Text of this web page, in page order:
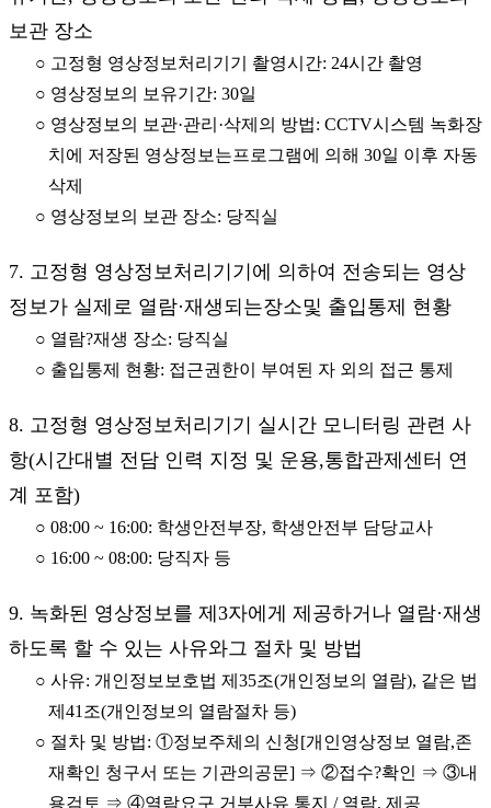
보관 장소
○ 고정형 영상정보처리기기 촬영시간: 24시간 촬영
○ 영상정보의 보유기간: 30일
○ 영상정보의 보관·관리·삭제의 방법: CCTV시스템 녹화장
치에 저장된 영상정보는프로그램에 의해 30일 이후 자동
삭제
○ 영상정보의 보관 장소: 당직실
7. 고정형 영상정보처리기기에 의하여 전송되는 영상
정보가 실제로 열람·재생되는장소및 출입통제 현황
○ 열람?재생 장소: 당직실
○ 출입통제 현황: 접근권한이 부여된 자 외의 접근 통제
8. 고정형 영상정보처리기기 실시간 모니터링 관련 사
항(시간대별 전담 인력 지정 및 운용,통합관제센터 연
계 포함)
○ 08:00 ~ 16:00: 학생안전부장, 학생안전부 담당교사
○ 16:00 ~ 08:00: 당직자 등
9. 녹화된 영상정보를 제3자에게 제공하거나 열람·재생
하도록 할 수 있는 사유와그 절차 및 방법
○ 사유: 개인정보보호법 제35조(개인정보의 열람), 같은 법
제41조(개인정보의 열람절차 등)
○ 절차 및 방법: ①정보주체의 신청[개인영상정보 열람,존
재확인 청구서 또는 기관의공문] ⇒ ②접수?확인 ⇒ ③내
용검토 ⇒ ④열람요구 거부사유 통지 / 열람, 제공